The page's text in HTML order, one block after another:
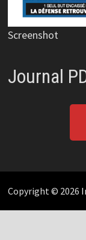
Screenshot
Journal
Copyright © 2026